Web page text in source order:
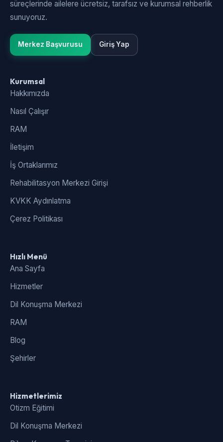
süreçlerinde ailelere ücretsiz, tarafsız ve kurumsal rehberlik
sunuyoruz.
Merkez Başvurusu Giriş Yap
Kurumsal
Hakkımızda
Nasıl Çalışır
RAM
İletişim
İş Ortaklarımız
Rehabilitasyon Merkezi Girişi
KVKK Aydınlatma
Çerez Politikası
Hızlı Menü
Ana Sayfa
Hizmetler
Dil Konuşma Merkezi
RAM
Blog
Şehirler
Hizmetlerimiz
Otizm Eğitimi
Dil Konuşma Merkezi